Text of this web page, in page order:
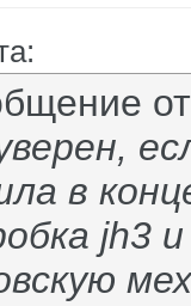
в
jh3